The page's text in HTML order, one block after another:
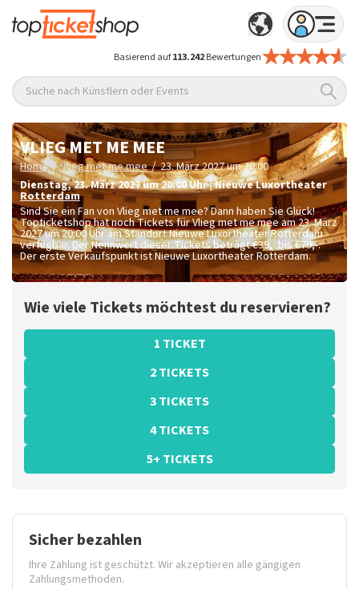
Basierend auf113.242Bewertungen
Suche nach Künstlern oder Events
VLIEG MET ME MEE
Home / Vlieg met me mee / 23. März 2027 um 20:00
Dienstag,23. März 2027 um 20:00Uhr|Nieuwe Luxortheater
Rotterdam
Sind Sie ein Fan von Vlieg met me mee? Dann haben Sie Glück!
Topticketshop hat noch Tickets für Vlieg met me mee am 23. März
2027 um 20:00 Uhr am Standort Nieuwe Luxortheater Rotterdam
verfügbar. Der Nennwert dieser Tickets beträgt€39,- bis €79,-.
Der erste Verkaufspunkt ist Nieuwe Luxortheater Rotterdam.
Wie viele Tickets möchtest du reservieren?
1 TICKET
2 TICKETS
3 TICKETS
4 TICKETS
5+ TICKETS
Sicher bezahlen
Ihre Zahlung ist geschützt. Wir akzeptieren alle gängigen
Zahlungsmethoden.